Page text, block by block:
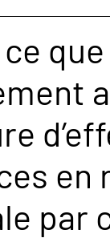
ce
par